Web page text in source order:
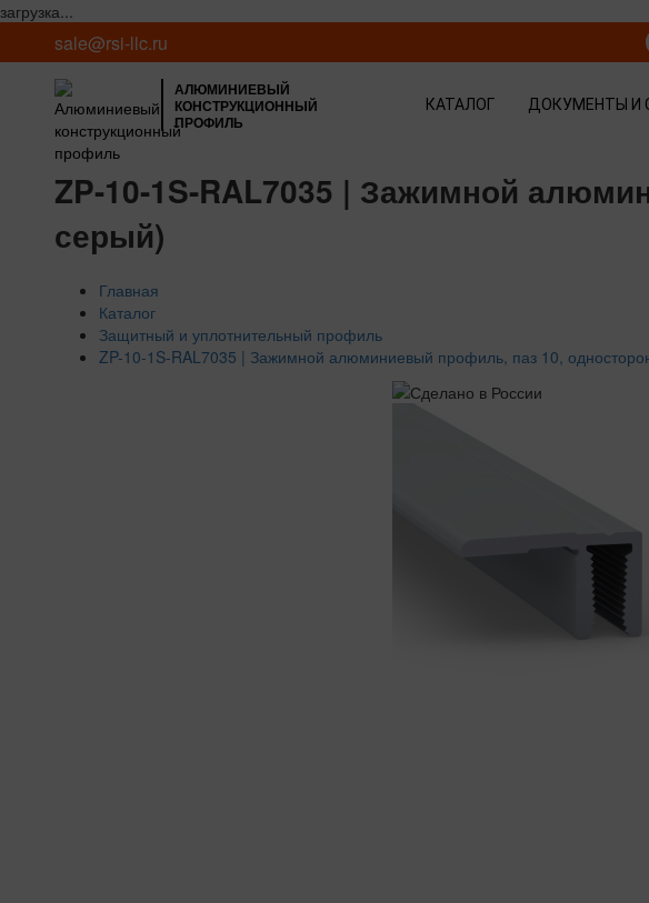
загрузка...
sale@rsi-llc.ru
АЛЮМИНИЕВЫЙ
КОНСТРУКЦИОННЫЙ
ПРОФИЛЬ
КАТАЛОГ ДОКУМЕНТЫ И
ZP-10-1S-RAL7035 | Зажимной
серый)
Главная
Каталог
Защитный и уплотнительный профиль
ZP-10-1S-RAL7035 | Зажимной алюминиевый профиль, паз 10,